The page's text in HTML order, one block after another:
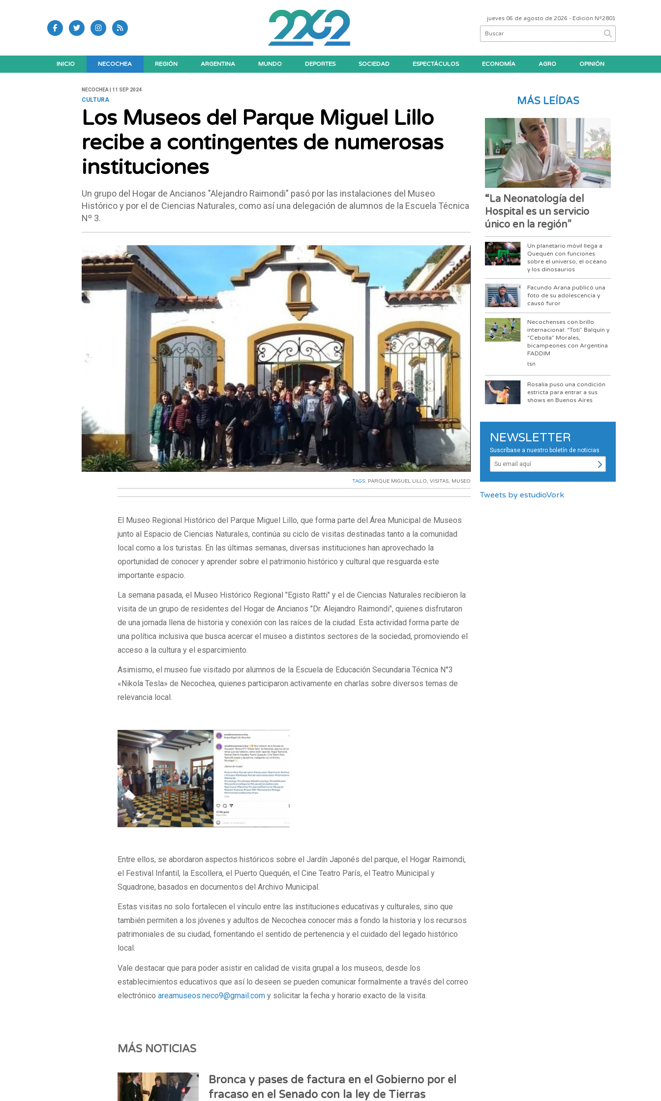
jueves 06 de agosto de 2026 - Edición Nº2801
INICIO NECOCHEA REGIÓN ARGENTINA MUNDO DEPORTES SOCIEDAD ESPECTÁCULOS ECONOMÍA AGRO OPINIÓN
NECOCHEA | 11 SEP 2024
CULTURA
Los Museos del Parque Miguel Lillo
recibe a contingentes de numerosas
instituciones
Un grupo del Hogar de Ancianos "Alejandro Raimondi" pasó por las instalaciones del Museo
Histórico y por el de Ciencias Naturales, como así una delegación de alumnos de la Escuela Técnica
Nº 3.
TAGS: PARQUE MIGUEL LILLO,VISITAS, MUSEO
El Museo Regional Histórico del Parque Miguel Lillo, que forma parte del Área Municipal de Museos
junto al Espacio de Ciencias Naturales, continúa su ciclo de visitas destinadas tanto a la comunidad
local como a los turistas. En las últimas semanas, diversas instituciones han aprovechado la
oportunidad de conocer y aprender sobre el patrimonio histórico y cultural que resguarda este
importante espacio.
La semana pasada, el Museo Histórico Regional "Egisto Ratti" y el de Ciencias Naturales recibieron la
visita de un grupo de residentes del Hogar de Ancianos "Dr. Alejandro Raimondi", quienes disfrutaron
de una jornada llena de historia y conexión con las raíces de la ciudad. Esta actividad forma parte de
una política inclusiva que busca acercar el museo a distintos sectores de la sociedad, promoviendo el
acceso a la cultura y el esparcimiento.
Asimismo, el museo fue visitado por alumnos de la Escuela de Educación Secundaria Técnica N°3
«Nikola Tesla» de Necochea, quienes participaron activamente en charlas sobre diversos temas de
relevancia local.
Entre ellos, se abordaron aspectos históricos sobre el Jardín Japonés del parque, el Hogar Raimondi,
el Festival Infantil, la Escollera, el Puerto Quequén, el Cine Teatro París, el Teatro Municipal y
Squadrone, basados en documentos del Archivo Municipal.
Estas visitas no solo fortalecen el vínculo entre las instituciones educativas y culturales, sino que
también permiten a los jóvenes y adultos de Necochea conocer más a fondo la historia y los recursos
patrimoniales de su ciudad, fomentando el sentido de pertenencia y el cuidado del legado histórico
local.
Vale destacar que para poder asistir en calidad de visita grupal a los museos, desde los
establecimientos educativos que así lo deseen se pueden comunicar formalmente a través del correo
electrónicoareamuseos.neco9@gmail.com y solicitar la fecha y horario exacto de la visita.
MÁS NOTICIAS
Bronca y pases de factura en el Gobierno por el
fracaso en el Senado con la ley de Tierras
MÁS LEÍDAS
“La Neonatología del
Hospital es un servicio
único en la región”
Un planetario móvil llega a
Quequén con funciones
sobre el universo, el océano
y los dinosaurios
Facundo Arana publicó una
foto de su adolescencia y
causó furor
Necochenses con brillo
internacional: “Toti” Balquín y
“Cebolla” Morales,
bicampeones con Argentina
FADDIM
tsn
Rosalía puso una condición
estricta para entrar a sus
shows en Buenos Aires
NEWSLETTER
Suscríbase a nuestro boletín de noticias
Tweets by estudioVork